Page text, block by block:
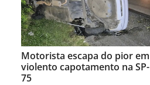
Motorista escapa do pior em
violento capotamento na SP-
75